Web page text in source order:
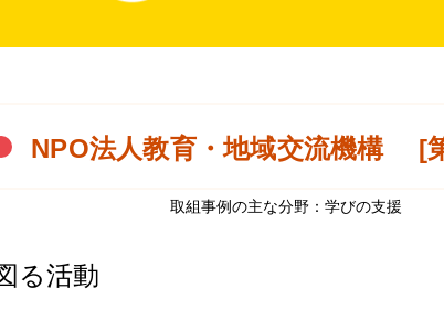
NPO法人教育・地域交流機構 [
取組事例の主な分野：学びの支援
る活動